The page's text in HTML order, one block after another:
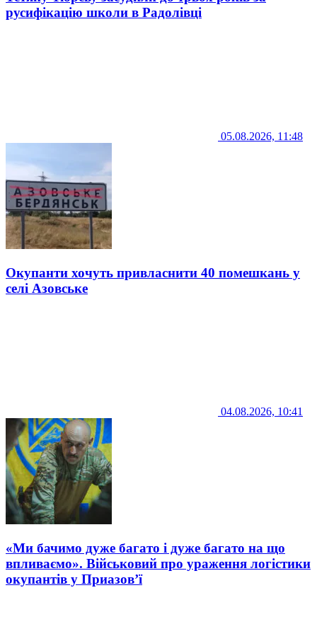
русифікацію школи в Радолівці
05.08.2026, 11:48
Окупанти хочуть привласнити 40 помешкань у
селі Азовське
04.08.2026, 10:41
«Ми бачимо дуже багато і дуже багато на що
впливаємо». Військовий про ураження логістики
окупантів у Приазов’ї